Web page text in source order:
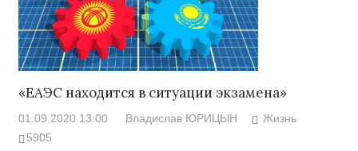
«ЕАЭС находится в ситуации экзамена»
01.09.2020 13:00 Владислав ЮРИЦЫН
Жизнь
5905